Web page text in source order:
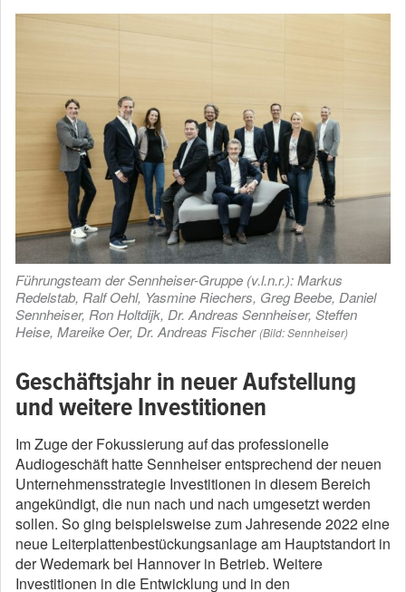
Führungsteam der Sennheiser-Gruppe (v.l.n.r.): Markus
Redelstab, Ralf Oehl, Yasmine Riechers, Greg Beebe, Daniel
Sennheiser, Ron Holtdijk, Dr. Andreas Sennheiser, Steffen
Heise, Mareike Oer, Dr. Andreas Fischer (Bild: Sennheiser)
Geschäftsjahr in neuer Aufstellung
und weitere Investitionen
Im Zuge der Fokussierung auf das professionelle
Audiogeschäft hatte Sennheiser entsprechend der neuen
Unternehmensstrategie Investitionen in diesem Bereich
angekündigt, die nun nach und nach umgesetzt werden
sollen. So ging beispielsweise zum Jahresende 2022 eine
neue Leiterplattenbestückungsanlage am Hauptstandort in
der Wedemark bei Hannover in Betrieb. Weitere
Investitionen in die Entwicklung und in den